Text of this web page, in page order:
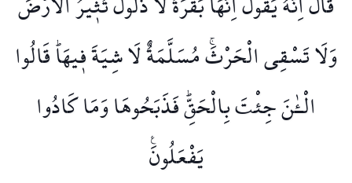
وَلَا تَسْقِي الْحَرْثَۚ مُسَلَّمَةٌ لَا شِيَةَ ف۪يهَاۜ قَالُوا
الْـٰٔنَ جِئْتَ بِالْحَقِّۜ فَذَبَحُوهَا وَمَا كَادُوا
يَفْعَلُونَ۟